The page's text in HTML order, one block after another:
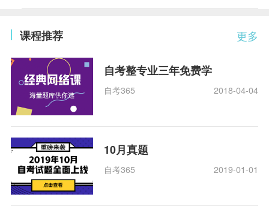
更多
课程推荐
自考整专业三年免费学
自考365 2018-04-04
10月真题
自考365 2019-01-01